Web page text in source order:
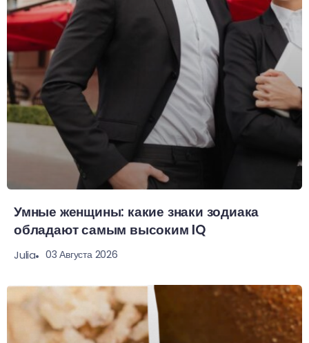
Умные женщины: какие знаки зодиака
обладают самым высоким IQ
Julia 03 Августа 2026